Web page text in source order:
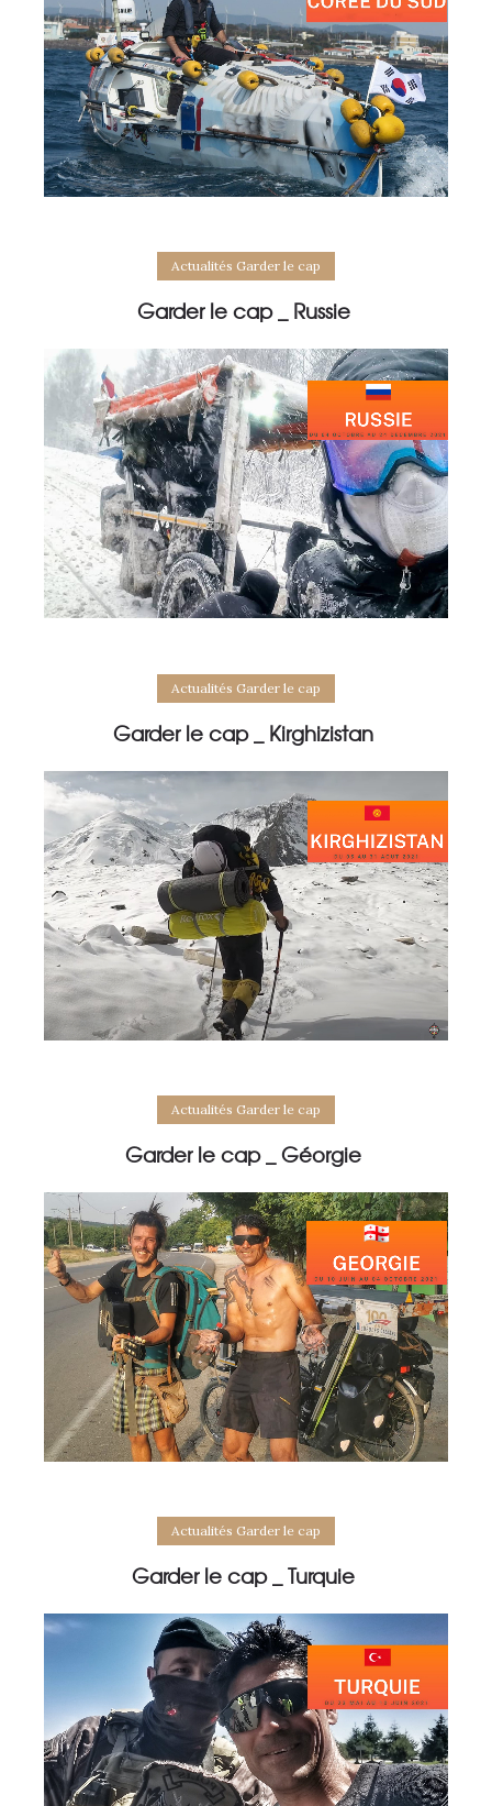
Actualités Garder le cap
Garder le cap _ Russie
Actualités Garder le cap
Garder le cap _ Kirghizistan
Actualités Garder le cap
Garder le cap _ Géorgie
Actualités Garder le cap
Garder le cap _ Turquie